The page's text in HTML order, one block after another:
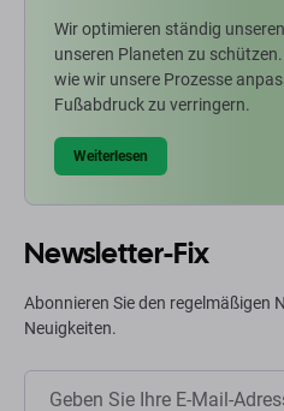
Wir optimieren ständig
unseren Planeten zu
wie wir unsere Prozesse
Fußabdruck zu verringern.
Weiterlesen
Newsletter-Fix
Abonnieren Sie den regelmäßigen
Neuigkeiten.